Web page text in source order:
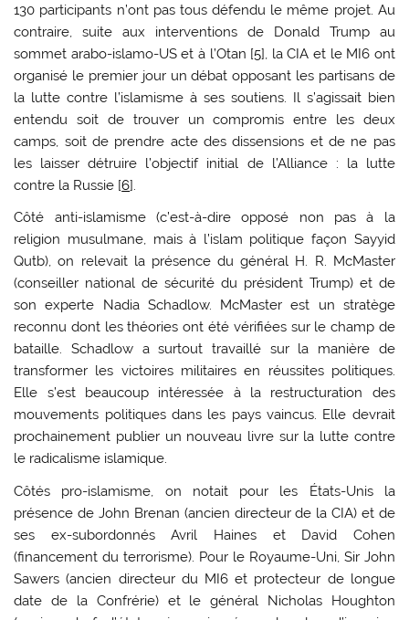
130 participants n’ont pas tous défendu le même projet. Au
contraire, suite aux interventions de Donald Trump au
sommet arabo-islamo-US et à l’Otan [5], la CIA et le MI6 ont
organisé le premier jour un débat opposant les partisans de
la lutte contre l’islamisme à ses soutiens. Il s’agissait bien
entendu soit de trouver un compromis entre les deux
camps, soit de prendre acte des dissensions et de ne pas
les laisser détruire l’objectif initial de l’Alliance : la lutte
contre la Russie [6].
Côté anti-islamisme (c’est-à-dire opposé non pas à la
religion musulmane, mais à l’islam politique façon Sayyid
Qutb), on relevait la présence du général H. R. McMaster
(conseiller national de sécurité du président Trump) et de
son experte Nadia Schadlow. McMaster est un stratège
reconnu dont les théories ont été vérifiées sur le champ de
bataille. Schadlow a surtout travaillé sur la manière de
transformer les victoires militaires en réussites politiques.
Elle s’est beaucoup intéressée à la restructuration des
mouvements politiques dans les pays vaincus. Elle devrait
prochainement publier un nouveau livre sur la lutte contre
le radicalisme islamique.
Côtés pro-islamisme, on notait pour les États-Unis la
présence de John Brenan (ancien directeur de la CIA) et de
ses ex-subordonnés Avril Haines et David Cohen
(financement du terrorisme). Pour le Royaume-Uni, Sir John
Sawers (ancien directeur du MI6 et protecteur de longue
date de la Confrérie) et le général Nicholas Houghton